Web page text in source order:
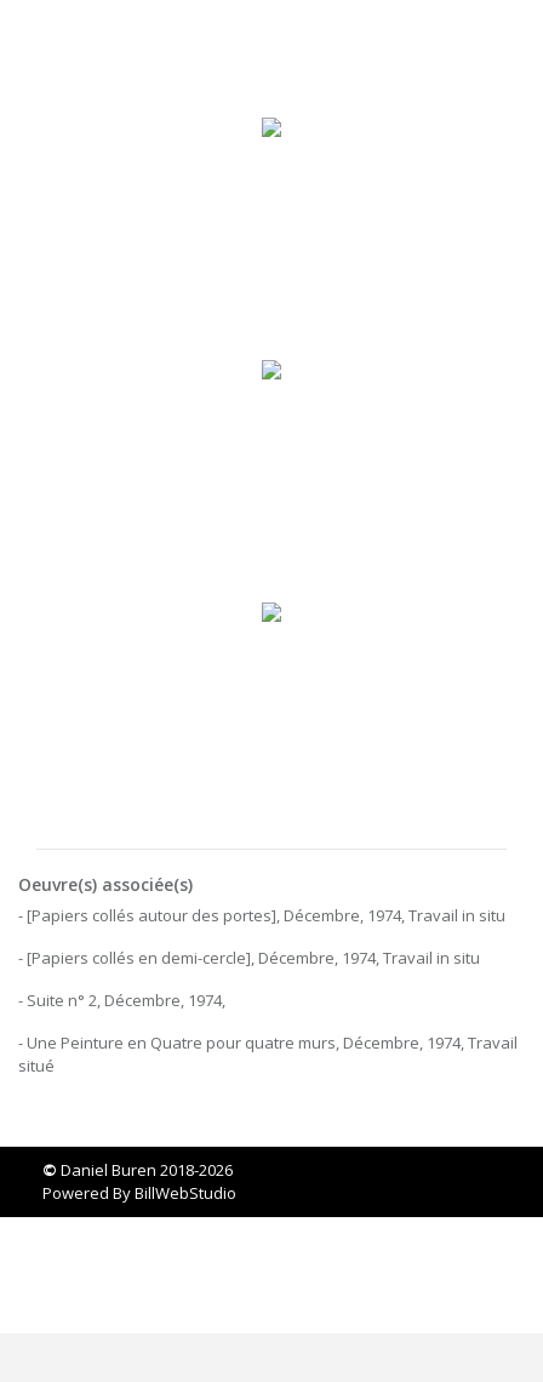
Oeuvre(s) associée(s)
- [Papiers collés autour des portes], Décembre, 1974, Travail in situ
- [Papiers collés en demi-cercle], Décembre, 1974, Travail in situ
- Suite n° 2, Décembre, 1974,
- Une Peinture en Quatre pour quatre murs, Décembre, 1974, Travail
situé
© Daniel Buren 2018-2026
Powered ByBillWebStudio